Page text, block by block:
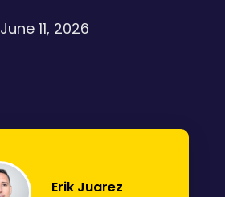
June 11, 2026
Erik Juarez